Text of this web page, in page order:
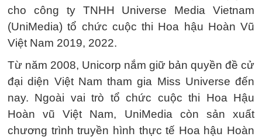
cho công ty TNHH Universe Media Vietnam
(UniMedia) tổ chức cuộc thi Hoa hậu Hoàn Vũ
Việt Nam 2019, 2022.
Từ năm 2008, Unicorp nắm giữ bản quyền đề cử
đại diện Việt Nam tham gia Miss Universe đến
nay. Ngoài vai trò tổ chức cuộc thi Hoa Hậu
Hoàn vũ Việt Nam, UniMedia còn sản xuất
chương trình truyền hình thực tế Hoa hậu Hoàn